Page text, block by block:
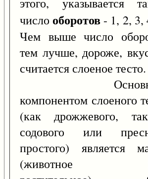
число оборотов - 1, 2, 3,
Чем выше число
тем лучше, дороже,
считается слоеное тесто.
компонентом слоеного
(как дрожжевого,
содового или
простого) является
(животное